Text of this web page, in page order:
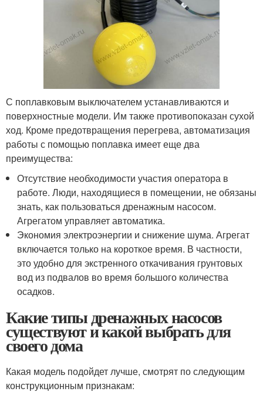
С поплавковым выключателем устанавливаются и
поверхностные модели. Им также противопоказан сухой
ход. Кроме предотвращения перегрева, автоматизация
работы с помощью поплавка имеет еще два
преимущества:
Отсутствие необходимости участия оператора в
работе. Люди, находящиеся в помещении, не обязаны
знать, как пользоваться дренажным насосом.
Агрегатом управляет автоматика.
Экономия электроэнергии и снижение шума. Агрегат
включается только на короткое время. В частности,
это удобно для экстренного откачивания грунтовых
вод из подвалов во время большого количества
осадков.
Какие типы дренажных насосов
существуют и какой выбрать для
своего дома
Какая модель подойдет лучше, смотрят по следующим
конструкционным признакам: